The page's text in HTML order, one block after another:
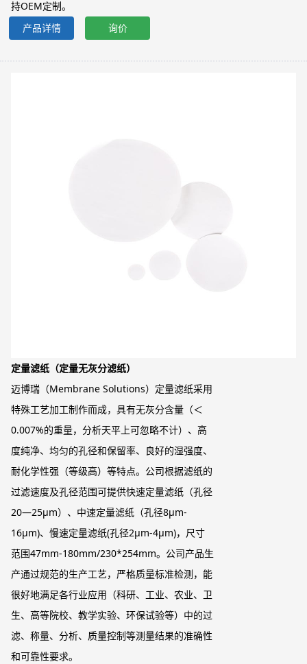
持OEM定制。
产品详情
询价
定量滤纸（定量无灰分滤纸）
迈博瑞（Membrane Solutions）定量滤纸采用
特殊工艺加工制作而成，具有无灰分含量（＜
0.007%的重量，分析天平上可忽略不计）、高
度纯净、均匀的孔径和保留率、良好的湿强度、
耐化学性强（等级高）等特点。公司根据滤纸的
过滤速度及孔径范围可提供快速定量滤纸（孔径
20—25μm）、中速定量滤纸（孔径8μm-
16μm)、慢速定量滤纸(孔径2μm-4μm)，尺寸
范围47mm-180mm/230*254mm。公司产品生
产通过规范的生产工艺，严格质量标准检测，能
很好地满足各行业应用（科研、工业、农业、卫
生、高等院校、教学实验、环保试验等）中的过
滤、称量、分析、质量控制等测量结果的准确性
和可靠性要求。